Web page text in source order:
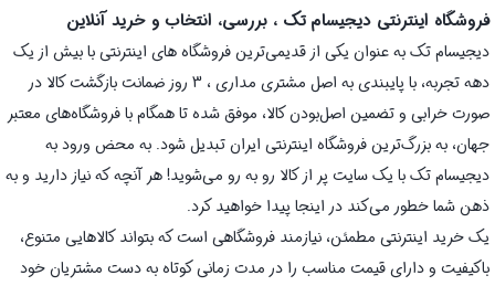
فروشگاه اینترنتی دیجیسام تک ، بررسی، انتخاب و خرید آنلاین
دیجیسام تک به عنوان یکی از قدیمی‌ترین فروشگاه های اینترنتی با بیش از یک
دهه تجربه، با پایبندی به اصل مشتری مداری ، 3 روز ضمانت بازگشت کالا در
صورت خرابی و تضمین اصل‌بودن کالا، موفق شده تا همگام با فروشگاه‌های معتبر
جهان، به بزرگ‌ترین فروشگاه اینترنتی ایران تبدیل شود. به محض ورود به
دیجیسام تک با یک سایت پر از کالا رو به رو می‌شوید! هر آنچه که نیاز دارید و به
ذهن شما خطور می‌کند در اینجا پیدا خواهید کرد.
یک خرید اینترنتی مطمئن، نیازمند فروشگاهی است که بتواند کالاهایی متنوع،
باکیفیت و دارای قیمت مناسب را در مدت زمانی کوتاه به دست مشتریان خود